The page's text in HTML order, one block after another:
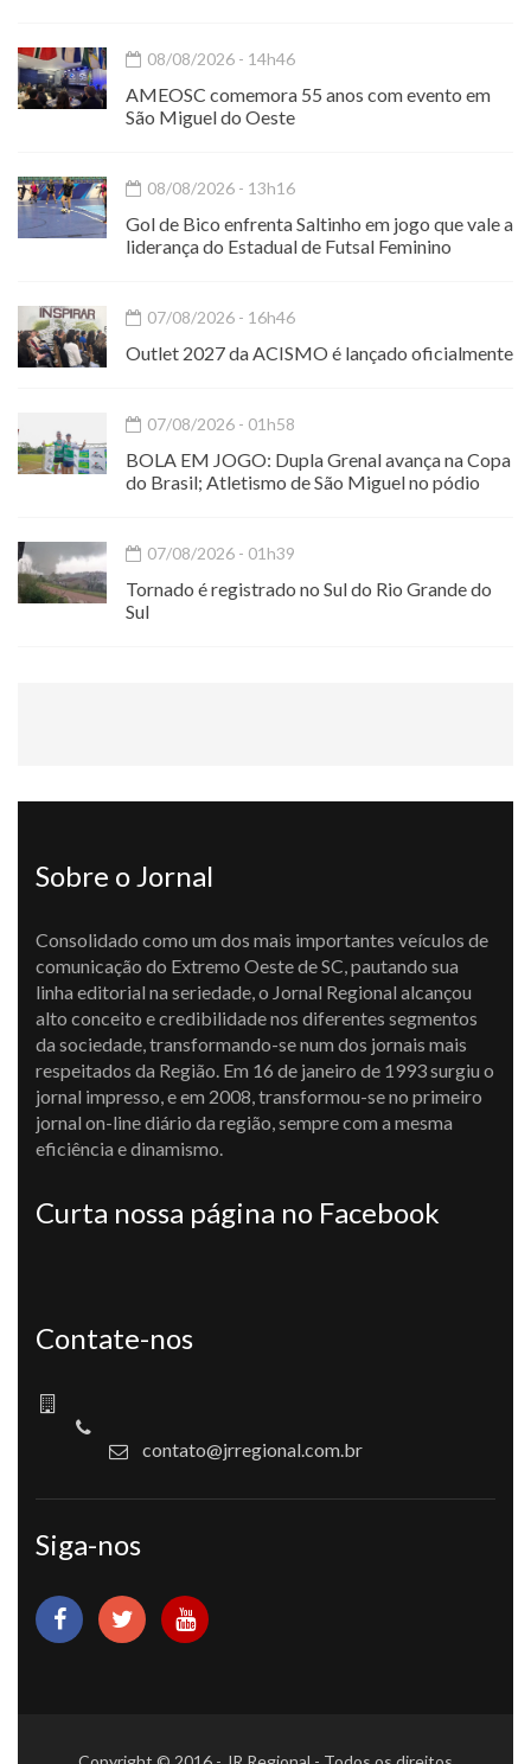
08/08/2026 - 14h46
AMEOSC comemora 55 anos com evento em
São Miguel do Oeste
08/08/2026 - 13h16
Gol de Bico enfrenta Saltinho em jogo que vale a
liderança do Estadual de Futsal Feminino
07/08/2026 - 16h46
Outlet 2027 da ACISMO é lançado oficialmente
07/08/2026 - 01h58
BOLA EM JOGO: Dupla Grenal avança na Copa
do Brasil; Atletismo de São Miguel no pódio
07/08/2026 - 01h39
Tornado é registrado no Sul do Rio Grande do
Sul
Sobre o Jornal
Consolidado como um dos mais importantes veículos de
comunicação do Extremo Oeste de SC, pautando sua
linha editorial na seriedade, o Jornal Regional alcançou
alto conceito e credibilidade nos diferentes segmentos
da sociedade, transformando-se num dos jornais mais
respeitados da Região. Em 16 de janeiro de 1993 surgiu o
jornal impresso, e em 2008, transformou-se no primeiro
jornal on-line diário da região, sempre com a mesma
eficiência e dinamismo.
Curta nossa página no Facebook
Contate-nos
contato@jrregional.com.br
Siga-nos